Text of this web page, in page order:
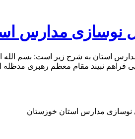
نوسازی مدارس
استان به شرح زیر است: بسم الله
فراهم نبیند مقام معظم رهبری مدظله
نوسازی مدارس استان خوزستان